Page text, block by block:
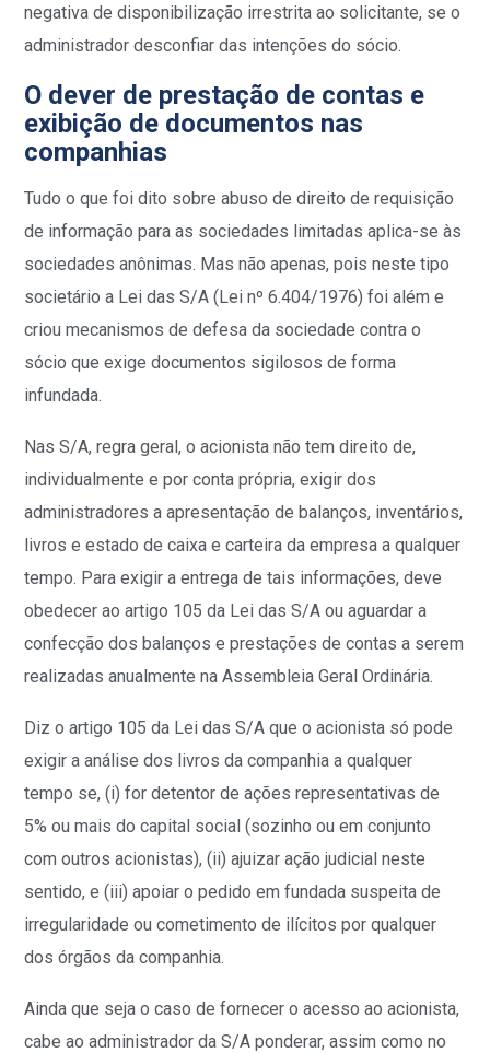
negativa de disponibilização irrestrita ao solicitante, se o
administrador desconfiar das intenções do sócio.
O dever de prestação de contas e
exibição de documentos nas
companhias
Tudo o que foi dito sobre abuso de direito de requisição
de informação para as sociedades limitadas aplica-se às
sociedades anônimas. Mas não apenas, pois neste tipo
societário a Lei das S/A (Lei nº 6.404/1976) foi além e
criou mecanismos de defesa da sociedade contra o
sócio que exige documentos sigilosos de forma
infundada.
Nas S/A, regra geral, o acionista não tem direito de,
individualmente e por conta própria, exigir dos
administradores a apresentação de balanços, inventários,
livros e estado de caixa e carteira da empresa a qualquer
tempo. Para exigir a entrega de tais informações, deve
obedecer ao artigo 105 da Lei das S/A ou aguardar a
confecção dos balanços e prestações de contas a serem
realizadas anualmente na Assembleia Geral Ordinária.
Diz o artigo 105 da Lei das S/A que o acionista só pode
exigir a análise dos livros da companhia a qualquer
tempo se, (i) for detentor de ações representativas de
5% ou mais do capital social (sozinho ou em conjunto
com outros acionistas), (ii) ajuizar ação judicial neste
sentido, e (iii) apoiar o pedido em fundada suspeita de
irregularidade ou cometimento de ilícitos por qualquer
dos órgãos da companhia.
Ainda que seja o caso de fornecer o acesso ao acionista,
cabe ao administrador da S/A ponderar, assim como no